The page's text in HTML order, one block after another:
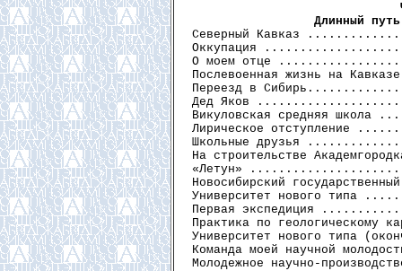
Длинный
Северный Кавказ
Оккупация
О моем отце
Послевоенная жизнь
Переезд в
Дед Яков
Викуловская средняя
Лирическое
Школьные друзья
На строительстве
«Летун»
Новосибирский
Университет нового
Первая экспедиция
Практика по
Университет нового
Команда моей научной
Молодежное научно-